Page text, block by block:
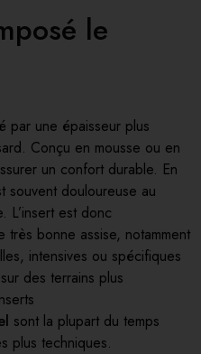
le
par une épaisseur plus
Conçu en mousse ou en
un confort durable. En
souvent douloureuse au
L’insert est donc
bonne assise, notamment
intensives ou spécifiques
des terrains plus
sont la plupart du temps
plus techniques.